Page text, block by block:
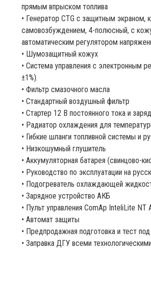
прямым впрыском топлива
• Генератор CTG с защитным
самовозбуждением, 4-полюсный, с
автоматическим регулятором
• Шумозащитный кожух
• Система управления с электронным
±1%).
• Фильтр смазочного масла
• Стандартный воздушный фильтр
• Стартер 12 В постоянного тока и
• Радиатор охлаждения для
• Гибкие шланги топливной системы и
• Низкошумный глушитель
• Аккумуляторная батарея (свинцово-
• Руководство по эксплуатации на
• Подогреватель охлаждающей
• Зарядное устройство АКБ
• Пульт управления ComAp InteliLite NT
• Автомат защиты
• Предпродажная подготовка и тест под
• Заправка ДГУ всеми